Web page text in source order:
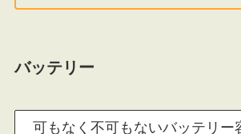
バッテリー
可もなく不可もないバッテリー